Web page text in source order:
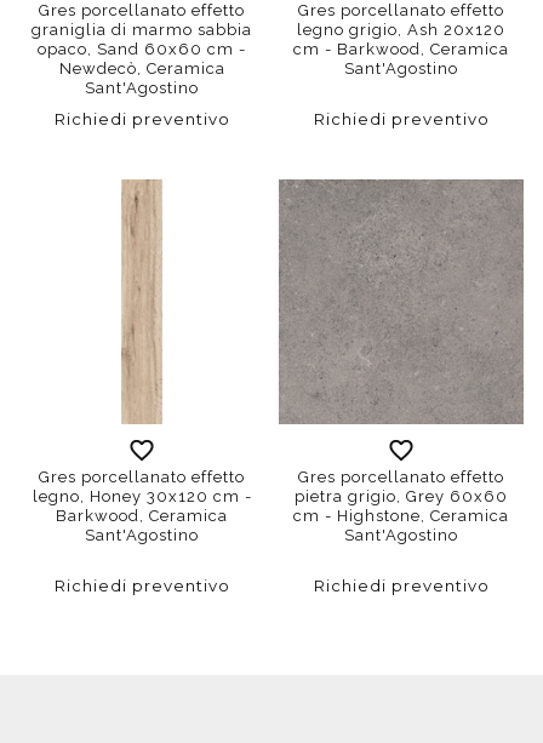
Gres porcellanato effetto
graniglia di marmo sabbia
opaco, Sand 60x60 cm -
Newdecò, Ceramica
Sant'Agostino
Richiedi preventivo
Gres porcellanato effetto
legno grigio, Ash 20x120
cm - Barkwood, Ceramica
Sant'Agostino
Richiedi preventivo
Gres porcellanato effetto
legno, Honey 30x120 cm -
Barkwood, Ceramica
Sant'Agostino
Richiedi preventivo
Gres porcellanato effetto
pietra grigio, Grey 60x60
cm - Highstone, Ceramica
Sant'Agostino
Richiedi preventivo